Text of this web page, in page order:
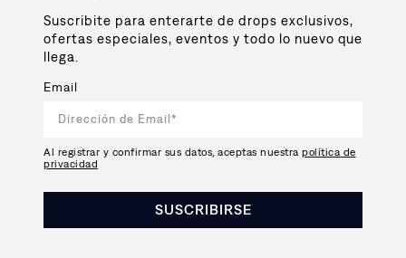
Suscribite para enterarte de drops exclusivos,
ofertas especiales, eventos y todo lo nuevo que
llega.
Email
Al registrar y confirmar sus datos, aceptas nuestra política de
privacidad
SUSCRIBIRSE